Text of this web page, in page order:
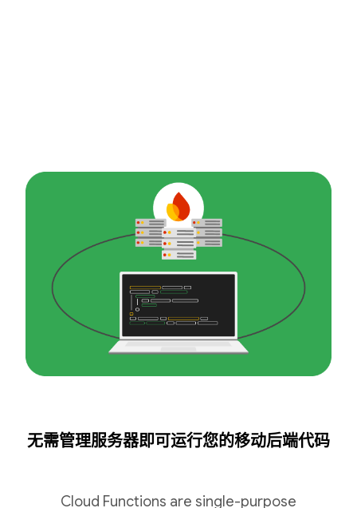
无需管理服务器即可运行您的移动后端代码
Cloud Functions are single-purpose